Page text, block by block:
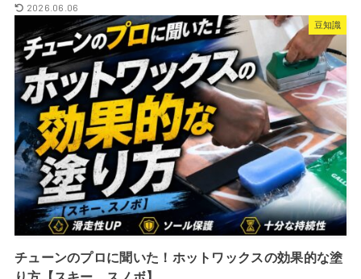
2026.06.06
豆知識
チューンのプロに聞いた！ホットワックスの効果的な塗